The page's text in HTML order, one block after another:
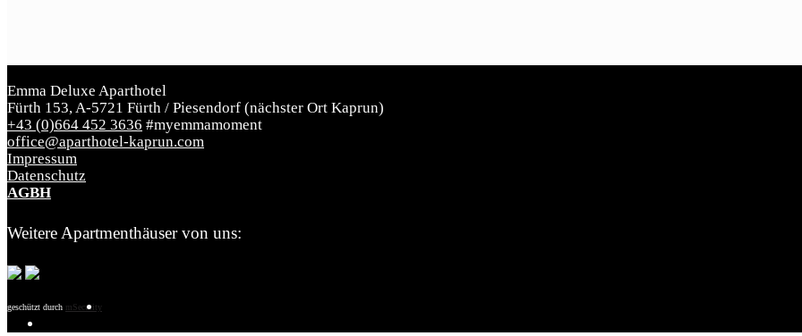
Emma Deluxe Aparthotel
Fürth 153, A-5721 Fürth / Piesendorf (nächster Ort Kaprun)
+43 (0)664 452 3636 #myemmamoment
office@aparthotel-kaprun.com
Impressum
Datenschutz
AGBH
Weitere Apartmenthäuser von uns:
geschützt durch mSecurity